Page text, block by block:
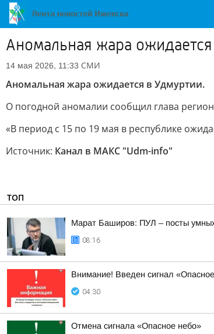
Аномальная жара
14 мая 2026, 11:33 СМИ
Аномальная жара ожидается в Удмуртии.
О погодной аномалии сообщил глава
«В период с 15 по 19 мая в республике
Источник: Канал в МАКС "Udm-info"
ТОП
Марат Баширов: ПУЛ – посты
08:16
Внимание! Введен сигнал
04:30
Отмена сигнала «Опасное небо»